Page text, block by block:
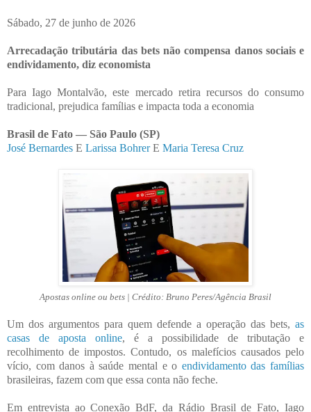
Sábado, 27 de junho de 2026
Arrecadação tributária das bets não compensa danos sociais e
endividamento, diz economista
Para Iago Montalvão, este mercado retira recursos do consumo
tradicional, prejudica famílias e impacta toda a economia
Brasil de Fato — São Paulo (SP)
José Bernardes E Larissa BohrerE Maria Teresa Cruz
Apostas online ou bets | Crédito: Bruno Peres/Agência Brasil
Um dos argumentos para quem defende a operação das bets, as
casas de aposta online, é a possibilidade de tributação e
recolhimento de impostos. Contudo, os malefícios causados pelo
vício, com danos à saúde mental e o endividamento das famílias
brasileiras, fazem com que essa conta não feche.
Em entrevista ao Conexão BdF, da Rádio Brasil de Fato, Iago